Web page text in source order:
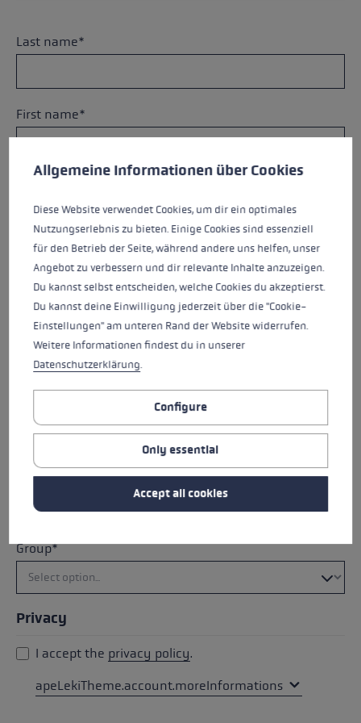
Last name*
First name*
E-mail*
Postcode*
Country*
Group*
Privacy
I accept the privacy policy.
apeLekiTheme.account.moreInformations
Cookie preferences
This website uses cookies to give you the best possible experience.
Allgemeine Informationen über Cookies
Diese Website verwendet Cookies, um dir ein optimales
Nutzungserlebnis zu bieten. Einige Cookies sind essenziell
für den Betrieb der Seite, während andere uns helfen, unser
Angebot zu verbessern und dir relevante Inhalte anzuzeigen.
Du kannst selbst entscheiden, welche Cookies du akzeptierst.
Du kannst deine Einwilligung jederzeit über die "Cookie-
Einstellungen" am unteren Rand der Website widerrufen.
Weitere Informationen findest du in unserer
Datenschutzerklärung.
Configure
Only essential
Accept all cookies